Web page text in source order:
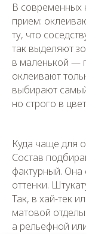
В современных
прием:
ту, что
так выделяют
в маленькой —
оклеивают
выбирают
но строго в
Куда чаще для
Состав
фактурный. Она
оттенки.
Так, в хай-тек
матовой
а рельефной